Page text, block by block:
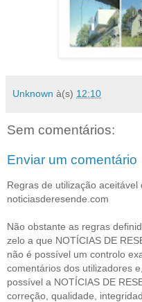
Unknown à(s) 12:10
Sem comentários:
Enviar um comentário
Regras de utilização aceitável
noticiasderesende.com
Não obstante as regras
zelo a que NOTÍCIAS DE
não é possível um controlo
comentários dos utilizadores
possível a NOTÍCIAS DE
correção, qualidade,